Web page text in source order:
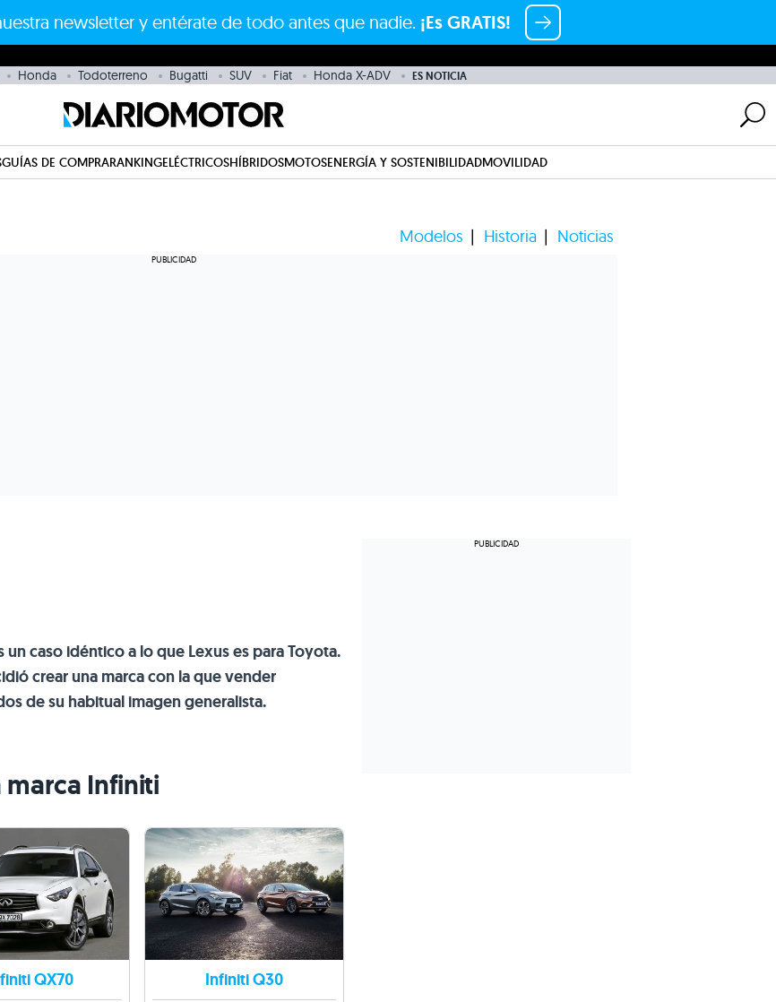
newsletter y entérate de todo antes que nadie. ¡Es GRATIS!
Honda Todoterreno Bugatti SUV Fiat Honda X-ADV ES NOTICIA
GUÍAS DE COMPRARANKINGELÉCTRICOSHÍBRIDOSMOTOSENERGÍA Y SOSTENIBILIDADMOVILIDAD
Modelos Historia Noticias
un caso idéntico a lo que Lexus es para Toyota.
crear una marca con la que vender
de su habitual imagen generalista.
Infiniti
QX70 Infiniti Q30